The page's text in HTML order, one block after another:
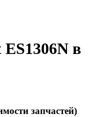
в
запчастей)